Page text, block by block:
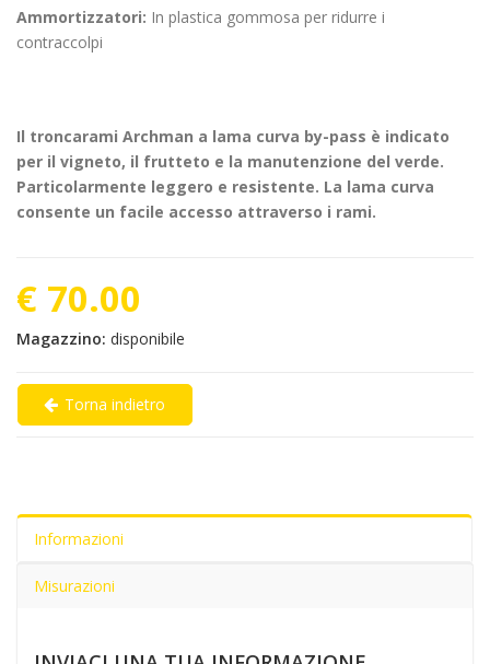
Ammortizzatori: In plastica gommosa per ridurre i
contraccolpi
Il troncarami Archman a lama curva by-pass è indicato
per il vigneto, il frutteto e la manutenzione del verde.
Particolarmente leggero e resistente. La lama curva
consente un facile accesso attraverso i rami.
€ 70.00
Magazzino: disponibile
Torna indietro
Informazioni
Misurazioni